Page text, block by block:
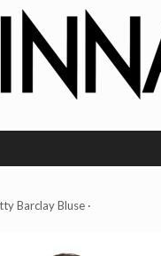
Barclay Bluse ·